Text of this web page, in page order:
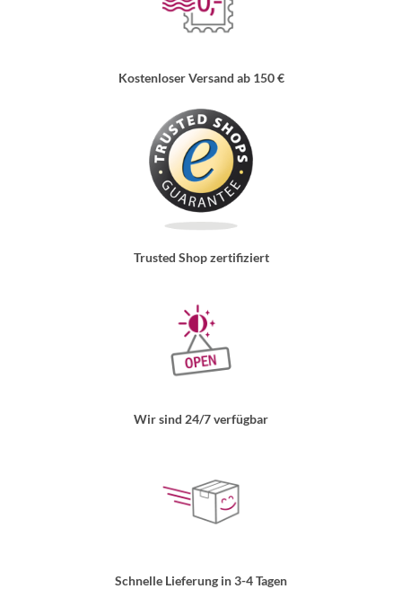
Kostenloser Versand ab 150 €
Trusted Shop zertifiziert
Wir sind 24/7 verfügbar
Schnelle Lieferung in 3-4 Tagen